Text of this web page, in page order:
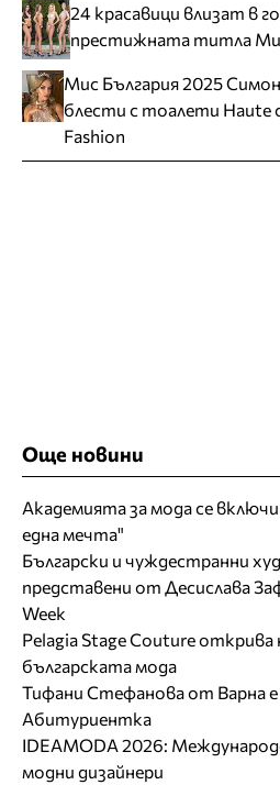
24 красавици влизат в
престижната титла
Мис България 2025
блести с тоалети Haute
Fashion
Още новини
Академията за мода се
една мечта"
Български и чуждестранни
представени от Десислава
Week
Pelagia Stage Couture открива
българската мода
Тифани Стефанова от Варна
Абитуриентка
IDEAMODA 2026:
модни дизайнери